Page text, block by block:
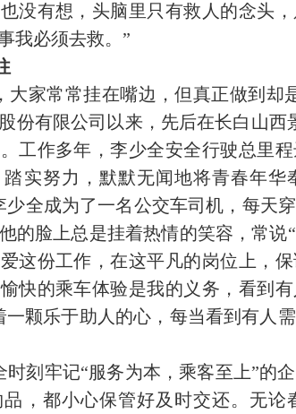
没有想，头脑里只有救人的念头
我必须去救。”
大家常常挂在嘴边，但真正做到却
份有限公司以来，先后在长白山西
工作多年，李少全安全行驶总里
实努力，默默无闻地将青春年华
少全成为了一名公交车司机，每天
的脸上总是挂着热情的笑容，常说
这份工作，在这平凡的岗位上，
快的乘车体验是我的义务，看到
一颗乐于助人的心，每当看到有人
时刻牢记“服务为本，乘客至上”的
，都小心保管好及时交还。无论